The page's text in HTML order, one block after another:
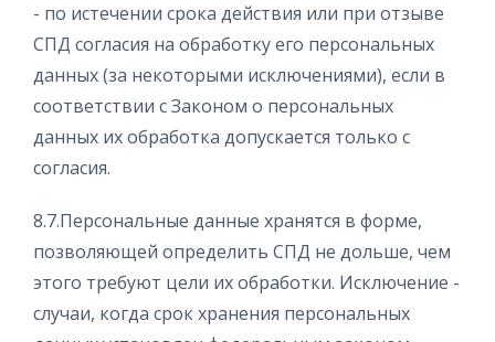
- по истечении срока действия или при отзыве
СПД согласия на обработку его персональных
данных (за некоторыми исключениями), если в
соответствии с Законом о персональных
данных их обработка допускается только с
согласия.
8.7.Персональные данные хранятся в форме,
позволяющей определить СПД не дольше, чем
этого требуют цели их обработки. Исключение -
случаи, когда срок хранения персональных